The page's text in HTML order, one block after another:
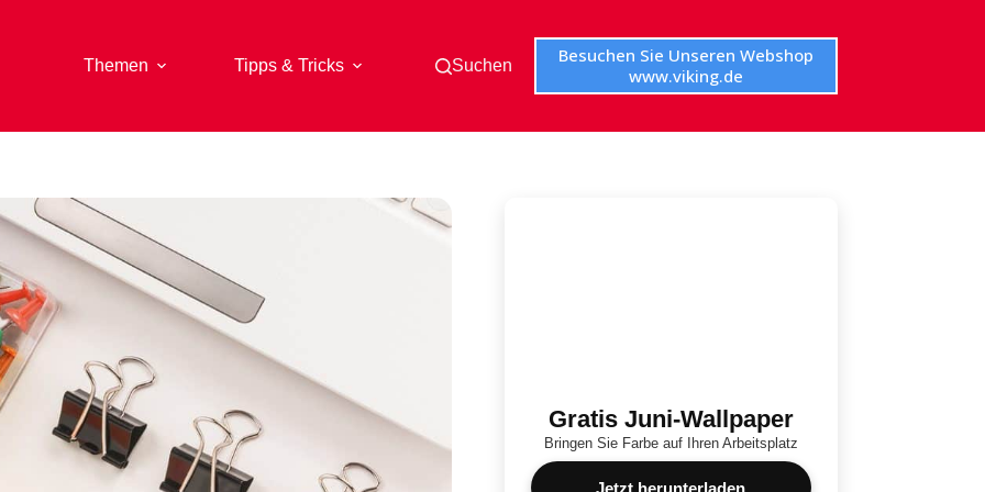
Themen Tipps & Tricks Suchen
Besuchen Sie Unseren Webshop
www.viking.de
Gratis Juni-Wallpaper
Bringen Sie Farbe auf Ihren Arbeitsplatz
Jetzt herunterladen